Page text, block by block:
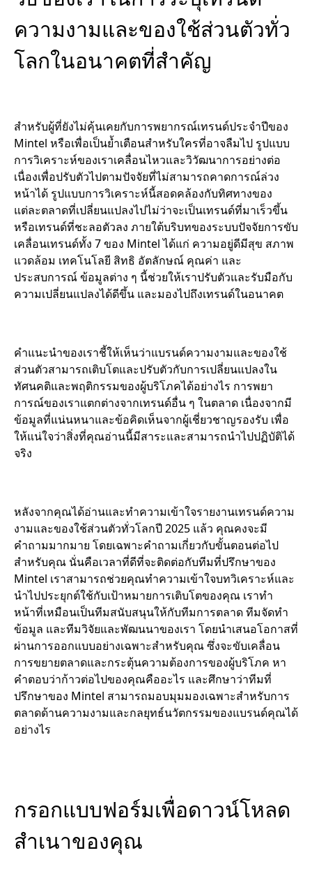
ความงามและของใช้ส่วนตัวทั่ว
โลกในอนาคตที่สำคัญ
สำหรับผู้ที่ยังไม่คุ้นเคยกับการพยากรณ์เทรนด์ประจำปีของ
Mintel หรือเพื่อเป็นย้ำเตือนสำหรับใครที่อาจลืมไป รูปแบบ
การวิเคราะห์ของเราเคลื่อนไหวและวิวัฒนาการอย่างต่อ
เนื่องเพื่อปรับตัวไปตามปัจจัยที่ไม่สามารถคาดการณ์ล่วง
หน้าได้ รูปแบบการวิเคราะห์นี้สอดคล้องกับทิศทางของ
แต่ละตลาดที่เปลี่ยนแปลงไปไม่ว่าจะเป็นเทรนด์ที่มาเร็วขึ้น
หรือเทรนด์ที่ชะลอตัวลง ภายใต้บริบทของระบบปัจจัยการขับ
เคลื่อนเทรนด์ทั้ง 7 ของ Mintel ได้แก่ ความอยู่ดีมีสุข สภาพ
แวดล้อม เทคโนโลยี สิทธิ อัตลักษณ์ คุณค่า และ
ประสบการณ์ ข้อมูลต่าง ๆ นี้ช่วยให้เราปรับตัวและรับมือกับ
ความเปลี่ยนแปลงได้ดีขึ้น และมองไปถึงเทรนด์ในอนาคต
คำแนะนำของเราชี้ให้เห็นว่าแบรนด์ความงามและของใช้
ส่วนตัวสามารถเติบโตและปรับตัวกับการเปลี่ยนแปลงใน
ทัศนคติและพฤติกรรมของผู้บริโภคได้อย่างไร การพยา
การณ์ของเราแตกต่างจากเทรนด์อื่น ๆ ในตลาด เนื่องจากมี
ข้อมูลที่แน่นหนาและข้อคิดเห็นจากผู้เชี่ยวชาญรองรับ เพื่อ
ให้แน่ใจว่าสิ่งที่คุณอ่านนี้มีสาระและสามารถนำไปปฏิบัติได้
จริง
หลังจากคุณได้อ่านและทำความเข้าใจรายงานเทรนด์ความ
งามและของใช้ส่วนตัวทั่วโลกปี 2025 แล้ว คุณคงจะมี
คำถามมากมาย โดยเฉพาะคำถามเกี่ยวกับขั้นตอนต่อไป
สำหรับคุณ นั่นคือเวลาที่ดีที่จะติดต่อกับทีมที่ปรึกษาของ
Mintel เราสามารถช่วยคุณทำความเข้าใจบทวิเคราะห์และ
นำไปประยุกต์ใช้กับเป้าหมายการเติบโตของคุณ เราทำ
หน้าที่เหมือนเป็นทีมสนับสนุนให้กับทีมการตลาด ทีมจัดทำ
ข้อมูล และทีมวิจัยและพัฒนนาของเรา โดยนำเสนอโอกาสที่
ผ่านการออกแบบอย่างเฉพาะสำหรับคุณ ซึ่งจะขับเคลื่อน
การขยายตลาดและกระตุ้นความต้องการของผู้บริโภค หา
คำตอบว่าก้าวต่อไปของคุณคืออะไร และศึกษาว่าทีมที่
ปรึกษาของ Mintel สามารถมอบมุมมองเฉพาะสำหรับการ
ตลาดด้านความงามและกลยุทธ์นวัตกรรมของแบรนด์คุณได้
อย่างไร
กรอกแบบฟอร์มเพื่อดาวน์โหลด
สำเนาของคุณ